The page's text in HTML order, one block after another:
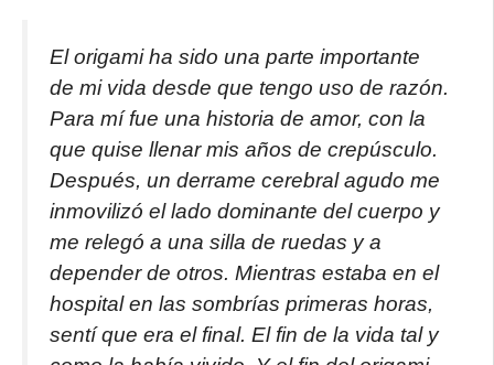
El origami ha sido una parte importante
de mi vida desde que tengo uso de razón.
Para mí fue una historia de amor, con la
que quise llenar mis años de crepúsculo.
Después, un derrame cerebral agudo me
inmovilizó el lado dominante del cuerpo y
me relegó a una silla de ruedas y a
depender de otros. Mientras estaba en el
hospital en las sombrías primeras horas,
sentí que era el final. El fin de la vida tal y